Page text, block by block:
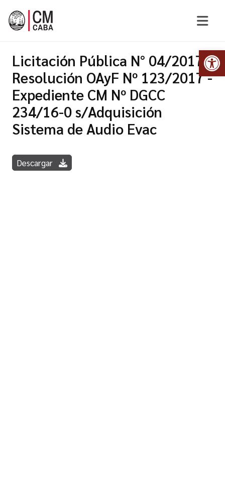
Licitación Pública N° 04/2017 -
Resolución OAyF Nº 123/2017 -
Expediente CM Nº DGCC
234/16-0 s/Adquisición
Sistema de Audio Evac
Descargar